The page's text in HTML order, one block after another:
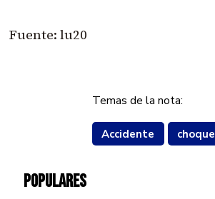
Fuente: lu20
Temas de la nota:
Accidente choque
POPULARES